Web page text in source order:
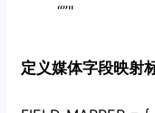
“”"
定义媒体字段映射